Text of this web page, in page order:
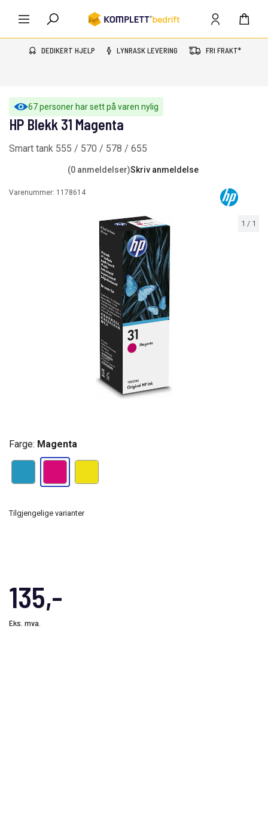
DEDIKERT HJELP LYNRASK LEVERING FRI FRAKT*
67 personer har sett på varen nylig
1 / 1
HP Blekk 31 Magenta
Smart tank 555 / 570 / 578 / 655
(0 anmeldelser)Skriv anmeldelse
Varenummer: 1178614
135,-
Eks. mva.
Farge: Magenta
Tilgjengelige varianter